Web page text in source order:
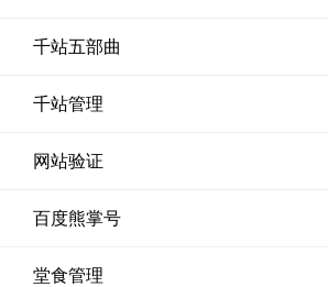
千站五部曲
千站管理
网站验证
百度熊掌号
堂食管理